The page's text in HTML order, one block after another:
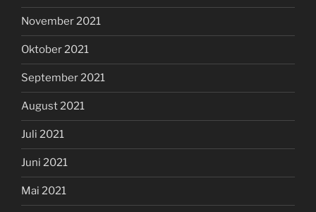
November 2021
Oktober 2021
September 2021
August 2021
Juli 2021
Juni 2021
Mai 2021